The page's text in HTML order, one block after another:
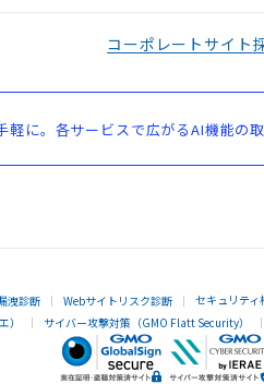
コーポレートサイト
軽に。各サービスで広がるAI機能の
洩診断 Webサイトリスク診断
セキュリティ
） サイバー攻撃対策（GMO Flatt Security）